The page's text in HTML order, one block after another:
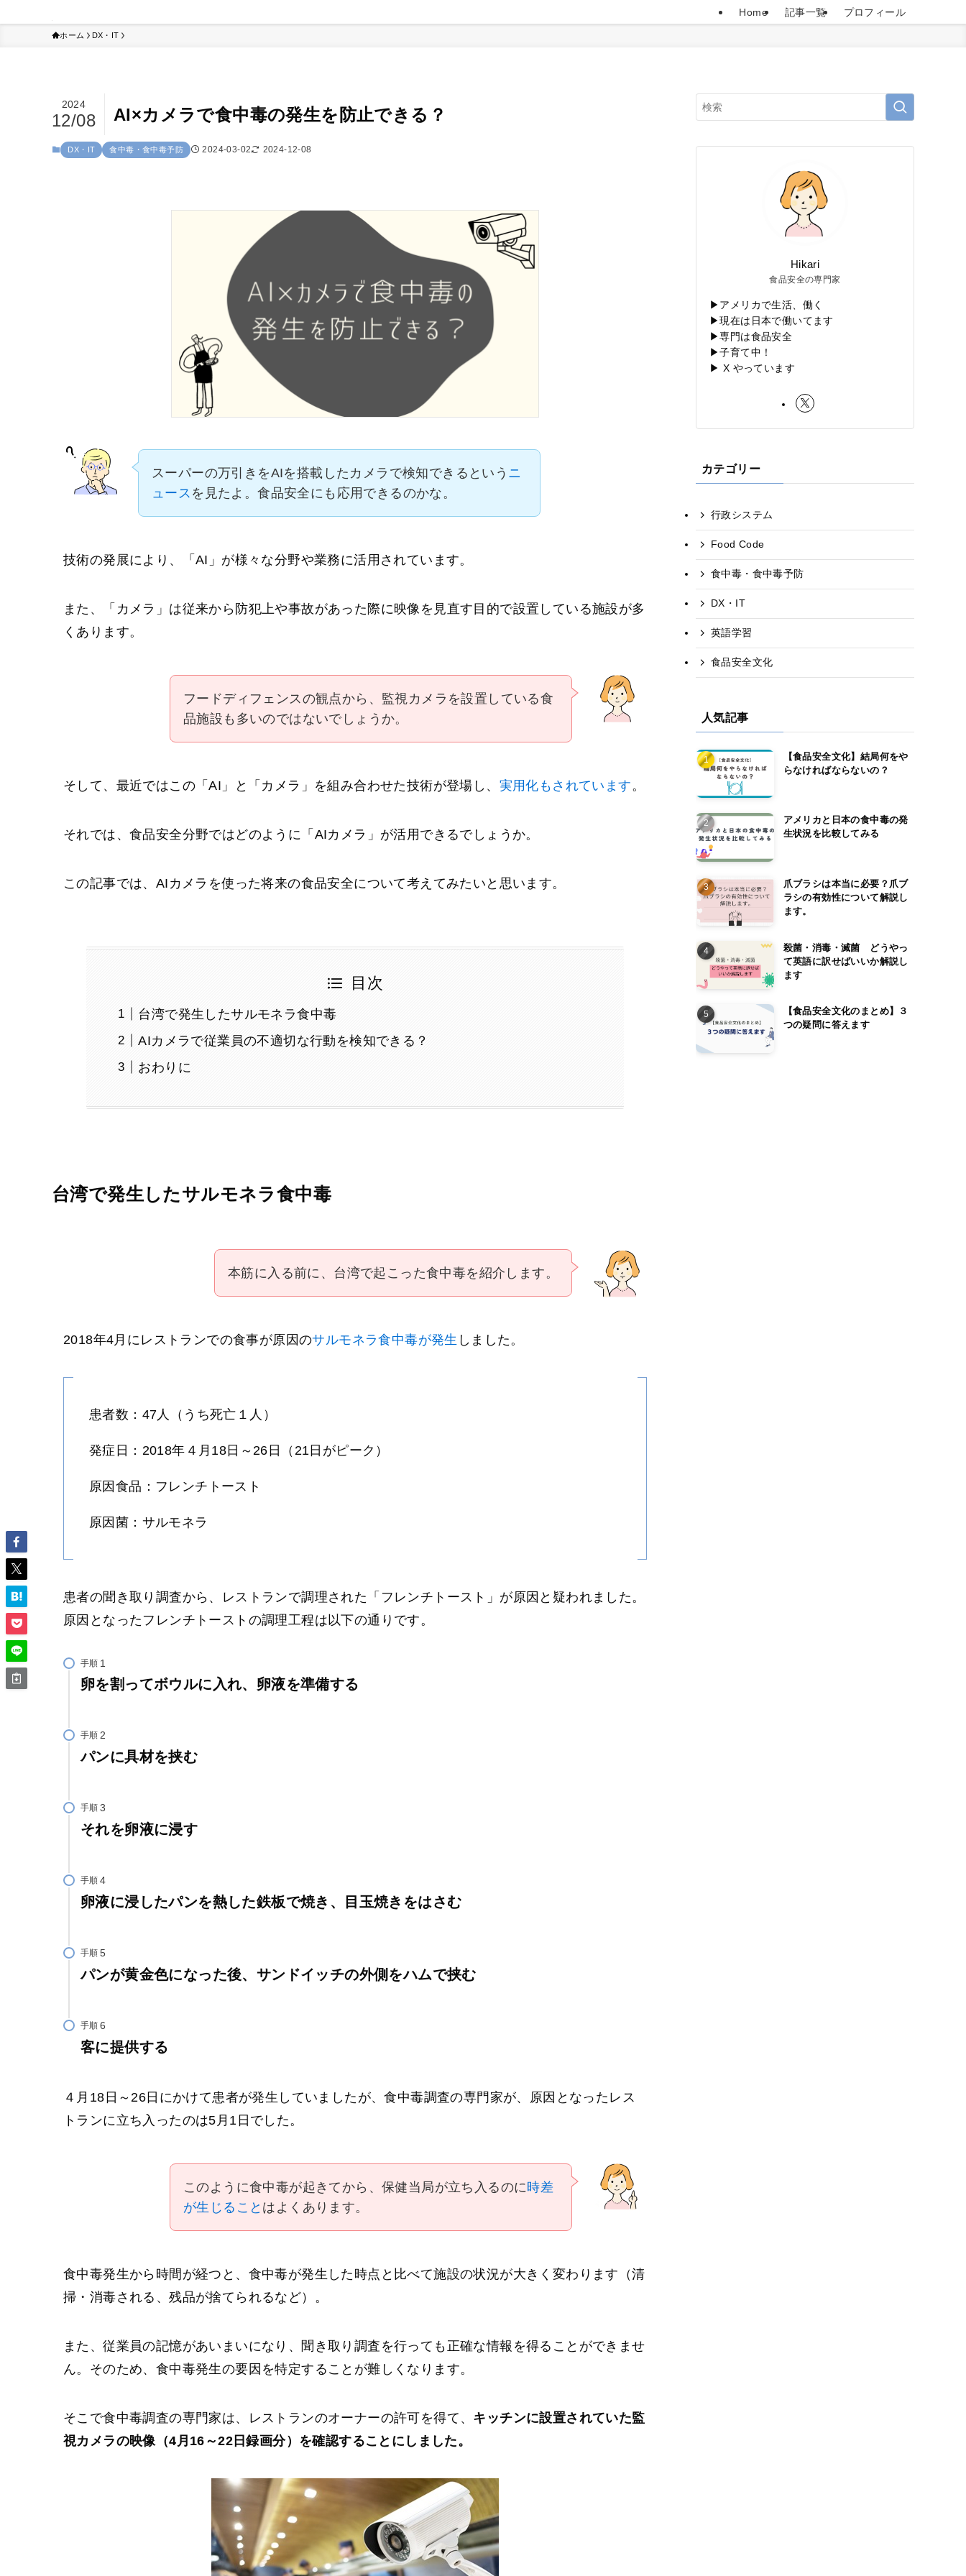
Home 記事一覧 プロフィール
ホーム DX・IT
AI×カメラで食中毒の発生を防止できる？
2024
12/08
DX・IT 食中毒・食中毒予防 2024-03-02 2024-12-08
スーパーの万引きをAIを搭載したカメラで検知できるという ニ
ュース を見たよ。食品安全にも応用できるのかな。
技術の発展により、「AI」が様々な分野や業務に活用されています。
また、「カメラ」は従来から防犯上や事故があった際に映像を見直す目的で設置している施設が多
くあります。
フードディフェンスの観点から、監視カメラを設置している食
品施設も多いのではないでしょうか。
そして、最近ではこの「AI」と「カメラ」を組み合わせた技術が登場し、 実用化もされています 。
それでは、食品安全分野ではどのように「AIカメラ」が活用できるでしょうか。
この記事では、AIカメラを使った将来の食品安全について考えてみたいと思います。
目次
台湾で発生したサルモネラ食中毒
AIカメラで従業員の不適切な行動を検知できる？
おわりに
台湾で発生したサルモネラ食中毒
本筋に入る前に、台湾で起こった食中毒を紹介します。
2018年4月にレストランでの食事が原因のサルモネラ食中毒が発生 しました。
患者数：47人（うち死亡１人）
発症日：2018年４月18日～26日（21日がピーク）
原因食品：フレンチトースト
原因菌：サルモネラ
患者の聞き取り調査から、レストランで調理された「フレンチトースト」が原因と疑われました。
原因となったフレンチトーストの調理工程は以下の通りです。
手順
卵を割ってボウルに入れ、卵液を準備する
手順
パンに具材を挟む
手順
それを卵液に浸す
手順
卵液に浸したパンを熱した鉄板で焼き、目玉焼きをはさむ
手順
パンが黄金色になった後、サンドイッチの外側をハムで挟む
手順
客に提供する
４月18日～26日にかけて患者が発生していましたが、食中毒調査の専門家が、原因となったレス
トランに立ち入ったのは5月1日でした。
このように食中毒が起きてから、保健当局が立ち入るのに時差
が生じること はよくあります。
食中毒発生から時間が経つと、食中毒が発生した時点と比べて施設の状況が大きく変わります（清
掃・消毒される、残品が捨てられるなど）。
また、従業員の記憶があいまいになり、聞き取り調査を行っても正確な情報を得ることができませ
ん。そのため、食中毒発生の要因を特定することが難しくなります。
そこで食中毒調査の専門家は、レストランのオーナーの許可を得て、 キッチンに設置されていた監
視カメラの映像（4月16～22日録画分）を確認することにしました。
Hikari
食品安全の専門家
▶アメリカで生活、働く
▶現在は日本で働いてます
▶専門は食品安全
▶子育て中！
▶ X やっています
カテゴリー
行政システム
Food Code
食中毒・食中毒予防
DX・IT
英語学習
食品安全文化
人気記事
【食品安全文化】結局何をや
らなければならないの？
アメリカと日本の食中毒の発
生状況を比較してみる
爪ブラシは本当に必要？爪ブ
ラシの有効性について解説し
ます。
殺菌・消毒・滅菌 どうやっ
て英語に訳せばいいか解説し
ます
【食品安全文化のまとめ】３
つの疑問に答えます